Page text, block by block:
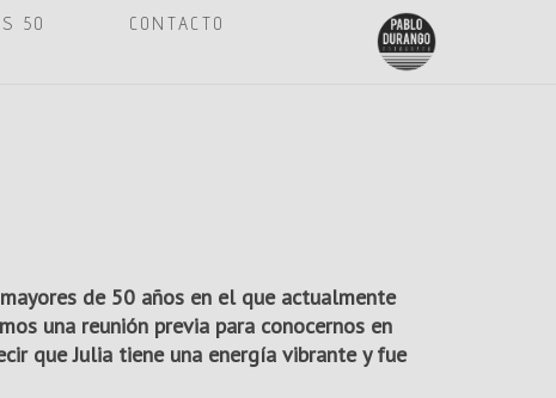
50
CONTACTO
de 50 años en el que actualmente
una reunión previa para conocernos en
que Julia tiene una energía vibrante y fue